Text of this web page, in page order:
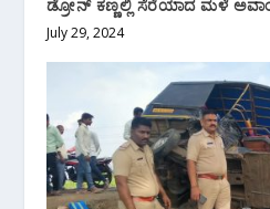
ಡ್ರೋನ್ ಕಣ್ಣಲ್ಲಿ ಸೆರೆಯಾದ ಮಳೆ
July 29, 2024